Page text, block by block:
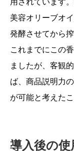
美容オリーブオ
発酵させてから
これまでにこの
ましたが、客観
ば、商品説明力
が可能と考えた
導入後の使